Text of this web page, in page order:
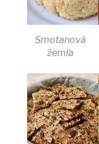
Smotanová
žemľa